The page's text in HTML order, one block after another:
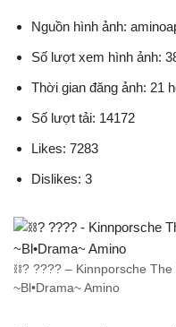
Nguồn hình ảnh:
Số lượt xem hình ảnh:
Thời gian đăng ảnh: 21
Số lượt tải: 14172
Likes: 7283
Dislikes: 3
⛓? ???? – Kinnporsche The
~Bl•Drama~ Amino